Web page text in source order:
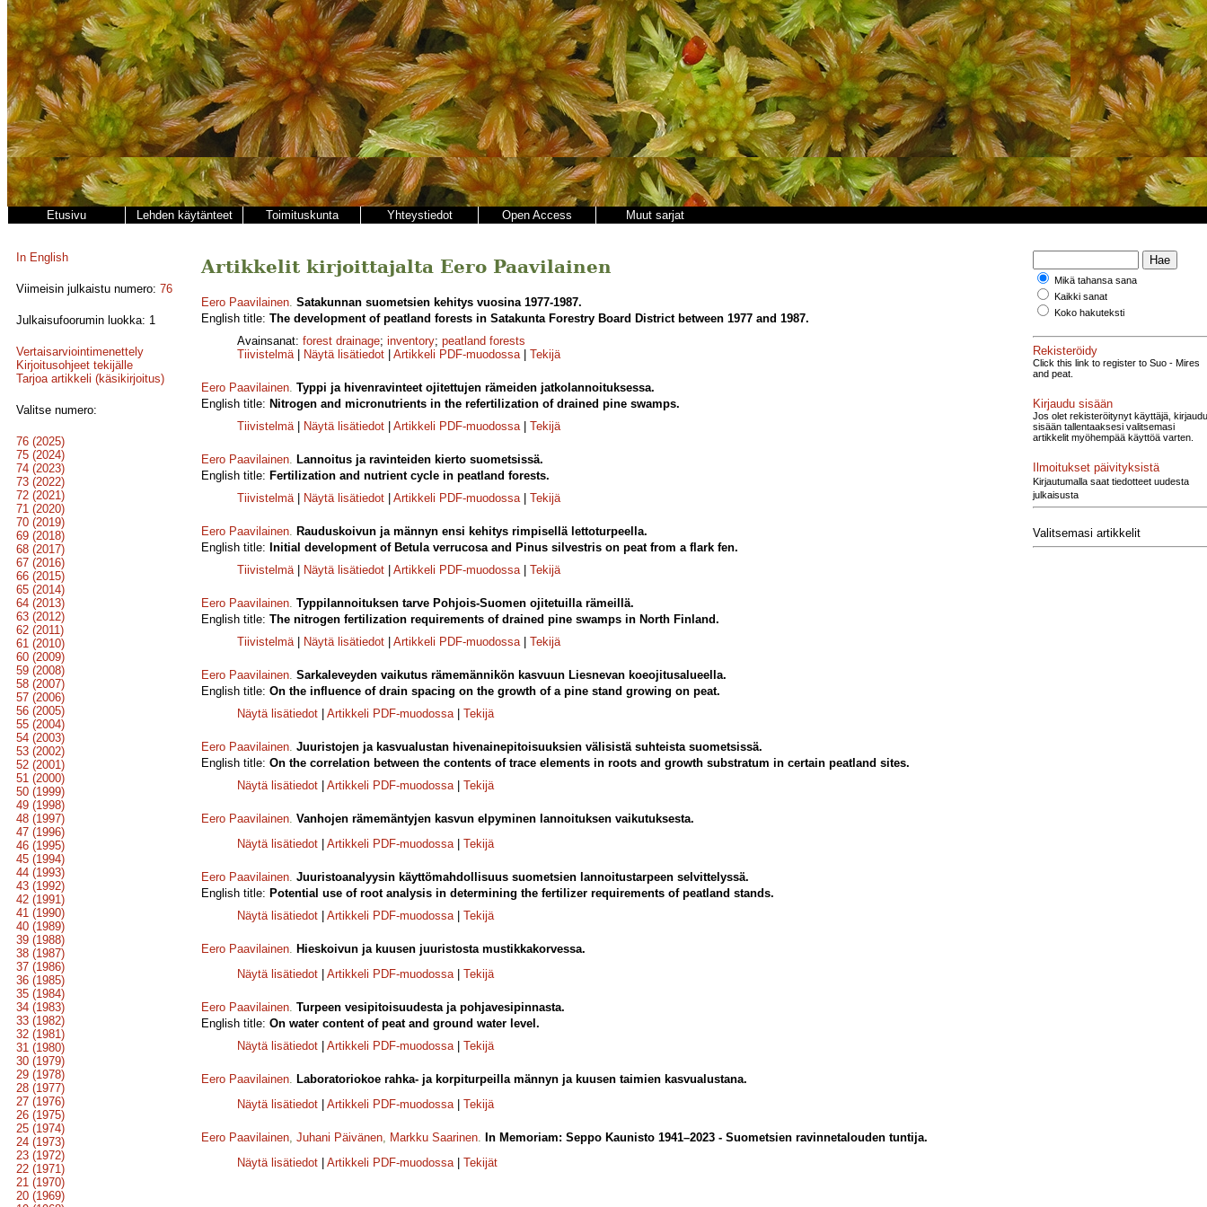
Etusivu Lehden käytänteet Toimituskunta Yhteystiedot Open Access Muut sarjat
In English
Viimeisin julkaistu numero: 76
Julkaisufoorumin luokka: 1
Vertaisarviointimenettely
Kirjoitusohjeet tekijälle
Tarjoa artikkeli (käsikirjoitus)
Valitse numero:
76 (2025)
75 (2024)
74 (2023)
73 (2022)
72 (2021)
71 (2020)
70 (2019)
69 (2018)
68 (2017)
67 (2016)
66 (2015)
65 (2014)
64 (2013)
63 (2012)
62 (2011)
61 (2010)
60 (2009)
59 (2008)
58 (2007)
57 (2006)
56 (2005)
55 (2004)
54 (2003)
53 (2002)
52 (2001)
51 (2000)
50 (1999)
49 (1998)
48 (1997)
47 (1996)
46 (1995)
45 (1994)
44 (1993)
43 (1992)
42 (1991)
41 (1990)
40 (1989)
39 (1988)
38 (1987)
37 (1986)
36 (1985)
35 (1984)
34 (1983)
33 (1982)
32 (1981)
31 (1980)
30 (1979)
29 (1978)
28 (1977)
27 (1976)
26 (1975)
25 (1974)
24 (1973)
23 (1972)
22 (1971)
21 (1970)
20 (1969)
Artikkelit kirjoittajalta Eero Paavilainen
Eero Paavilainen. Satakunnan suometsien kehitys vuosina 1977-1987.
English title: The development of peatland forests in Satakunta Forestry Board District between 1977 and 1987.
Avainsanat: forest drainage; inventory; peatland forests
Tiivistelmä| Näytä lisätiedot Artikkeli PDF-muodossa| Tekijä
Eero Paavilainen. Typpi ja hivenravinteet ojitettujen rämeiden jatkolannoituksessa.
English title: Nitrogen and micronutrients in the refertilization of drained pine swamps.
Tiivistelmä| Näytä lisätiedot Artikkeli PDF-muodossa| Tekijä
Eero Paavilainen. Lannoitus ja ravinteiden kierto suometsissä.
English title: Fertilization and nutrient cycle in peatland forests.
Tiivistelmä| Näytä lisätiedot Artikkeli PDF-muodossa| Tekijä
Eero Paavilainen. Rauduskoivun ja männyn ensi kehitys rimpisellä lettoturpeella.
English title: Initial development of Betula verrucosa and Pinus silvestris on peat from a flark fen.
Tiivistelmä| Näytä lisätiedot Artikkeli PDF-muodossa| Tekijä
Eero Paavilainen. Typpilannoituksen tarve Pohjois-Suomen ojitetuilla rämeillä.
English title: The nitrogen fertilization requirements of drained pine swamps in North Finland.
Tiivistelmä| Näytä lisätiedot Artikkeli PDF-muodossa| Tekijä
Eero Paavilainen. Sarkaleveyden vaikutus rämemännikön kasvuun Liesnevan koeojitusalueella.
English title: On the influence of drain spacing on the growth of a pine stand growing on peat.
Näytä lisätiedot
Artikkeli PDF-muodossa| Tekijä
Eero Paavilainen. Juuristojen ja kasvualustan hivenainepitoisuuksien välisistä suhteista suometsissä.
English title: On the correlation between the contents of trace elements in roots and growth substratum in certain peatland sites.
Näytä lisätiedot
Artikkeli PDF-muodossa| Tekijä
Eero Paavilainen. Vanhojen rämemäntyjen kasvun elpyminen lannoituksen vaikutuksesta.
Näytä lisätiedot
Artikkeli PDF-muodossa| Tekijä
Eero Paavilainen. Juuristoanalyysin käyttömahdollisuus suometsien lannoitustarpeen selvittelyssä.
English title: Potential use of root analysis in determining the fertilizer requirements of peatland stands.
Näytä lisätiedot
Artikkeli PDF-muodossa| Tekijä
Eero Paavilainen. Hieskoivun ja kuusen juuristosta mustikkakorvessa.
Näytä lisätiedot
Artikkeli PDF-muodossa| Tekijä
Eero Paavilainen. Turpeen vesipitoisuudesta ja pohjavesipinnasta.
English title: On water content of peat and ground water level.
Näytä lisätiedot
Artikkeli PDF-muodossa| Tekijä
Eero Paavilainen. Laboratoriokoe rahka- ja korpiturpeilla männyn ja kuusen taimien kasvualustana.
Näytä lisätiedot
Artikkeli PDF-muodossa| Tekijä
Eero Paavilainen, Juhani Päivänen, Markku Saarinen. In Memoriam: Seppo Kaunisto 1941–2023 - Suometsien ravinnetalouden tuntija.
Näytä lisätiedot
Artikkeli PDF-muodossa| Tekijät
Mikä tahansa sana
Kaikki sanat
Koko hakuteksti
Rekisteröidy
Click this link to register to Suo - Mires
and peat.
Kirjaudu sisään
Jos olet rekisteröitynyt käyttäjä, kirjaudu
sisään tallentaaksesi valitsemasi
artikkelit myöhempää käyttöä varten.
Ilmoitukset päivityksistä
Kirjautumalla saat tiedotteet uudesta
julkaisusta
Valitsemasi artikkelit